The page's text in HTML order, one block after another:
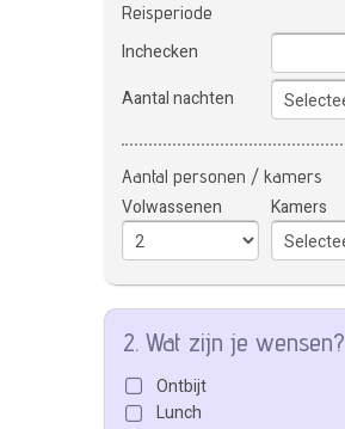
Reisperiode
Inchecken
Aantal nachten
Aantal personen / kamers
Volwassenen Kamers
2. Wat zijn je wensen?
Ontbijt
Lunch